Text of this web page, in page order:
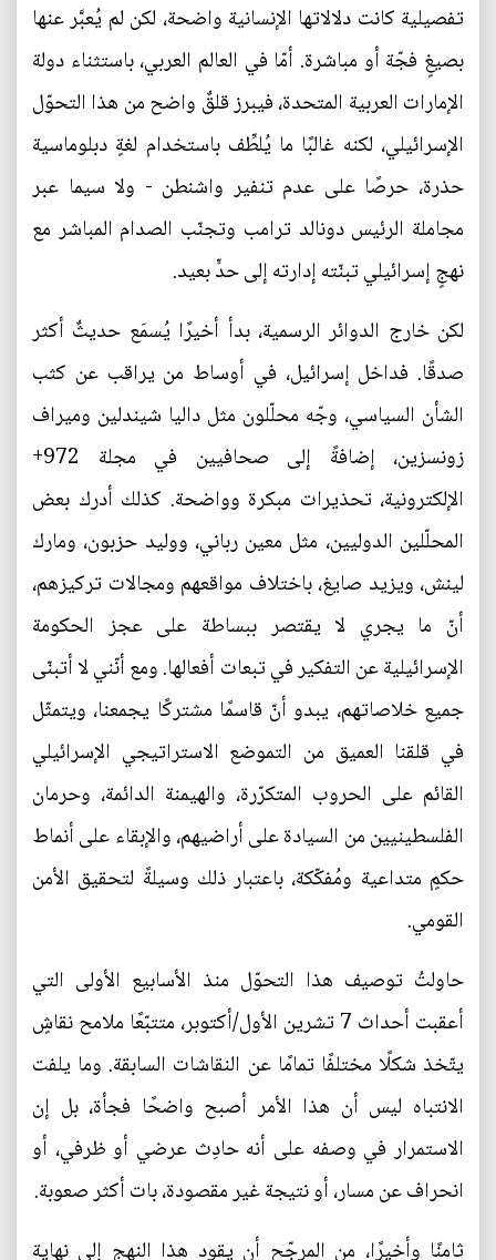
تفصيلية كانت دلالاتها الإنسانية واضحة، لكن لم يُعبَّر عنها
بصيغٍ فجّة أو مباشرة. أمّا في العالم العربي، باستثناء دولة
الإمارات العربية المتحدة، فيبرز قلقٌ واضح من هذا التحوّل
الإسرائيلي، لكنه غالبًا ما يُلطِّف باستخدام لغةٍ دبلوماسية
حذرة، حرصًا على عدم تنفير واشنطن - ولا سيما عبر
مجاملة الرئيس دونالد ترامب وتجنّب الصدام المباشر مع
نهجٍ إسرائيلي تبنّته إدارته إلى حدٍّ بعيد.
لكن خارج الدوائر الرسمية، بدأ أخيرًا يُسمَع حديثٌ أكثر
صدقًا. فداخل إسرائيل، في أوساط من يراقب عن كثب
الشأن السياسي، وجّه محلّلون مثل داليا شيندلين وميراف
زونسزين، إضافةً إلى صحافيين في مجلة 972+
الإلكترونية، تحذيرات مبكرة وواضحة. كذلك أدرك بعض
المحلّلين الدوليين، مثل معين رباني، ووليد حزبون، ومارك
لينش، ويزيد صايغ، باختلاف مواقعهم ومجالات تركيزهم،
أنّ ما يجري لا يقتصر ببساطة على عجز الحكومة
الإسرائيلية عن التفكير في تبعات أفعالها. ومع أنّني لا أتبنّى
جميع خلاصاتهم، يبدو أنّ قاسمًا مشتركًا يجمعنا، ويتمثّل
في قلقنا العميق من التموضع الاستراتيجي الإسرائيلي
القائم على الحروب المتكرّرة، والهيمنة الدائمة، وحرمان
الفلسطينيين من السيادة على أراضيهم، والإبقاء على أنماط
حكمٍ متداعية ومُفكّكة، باعتبار ذلك وسيلةً لتحقيق الأمن
القومي.
حاولتُ توصيف هذا التحوّل منذ الأسابيع الأولى التي
أعقبت أحداث 7 تشرين الأول/أكتوبر، متتبّعًا ملامح نقاشٍ
يتّخذ شكلًا مختلفًا تمامًا عن النقاشات السابقة. وما يلفت
الانتباه ليس أن هذا الأمر أصبح واضحًا فجأة، بل إن
الاستمرار في وصفه على أنه حادِث عرضي أو ظرفي، أو
انحراف عن مسار، أو نتيجة غير مقصودة، بات أكثر صعوبة.
ثامنًا وأخيرًا، من المرجّح أن يقود هذا النهج إلى نهاية